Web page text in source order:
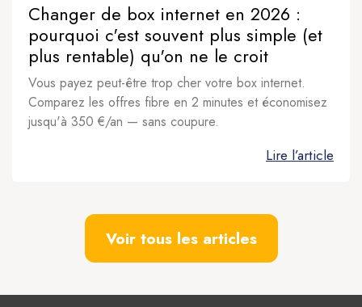
Changer de box internet en 2026 :
pourquoi c'est souvent plus simple (et
plus rentable) qu'on ne le croit
Vous payez peut-être trop cher votre box internet.
Comparez les offres fibre en 2 minutes et économisez
jusqu'à 350 €/an — sans coupure.
Lire l’article
Voir tous les articles